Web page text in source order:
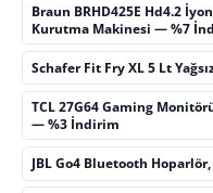
Braun BRHD425E Hd4.2
Kurutma Makinesi — %7
Schafer Fit Fry XL 5 Lt
TCL 27G64 Gaming
— %3 İndirim
JBL Go4 Bluetooth